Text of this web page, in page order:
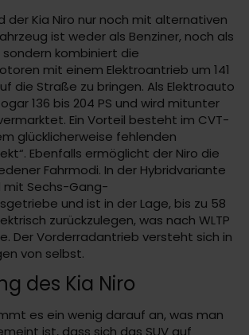
der Kia Niro nur noch mit alternativen
ist weder als Benziner, noch als
sondern kombiniert die
mit einem Elektroantrieb um 141
die Straße zu bringen. Als Elektroauto
136 bis 204 PS und wird mitunter
Ein Vorteil besteht im CVT-
glücklicherweise fehlenden
Ebenfalls ermöglicht der Niro die
Fahrmodi. In der Hybridvariante
mit Sechs-Gang-
und ist in der Lage, bis zu 58
zurückzulegen, was nach WLTP
Der Vorderradantrieb versteht sich in
von selbst.
des Kia Niro
es ein wenig darauf an, was man
ist, dass sich das SUV auf